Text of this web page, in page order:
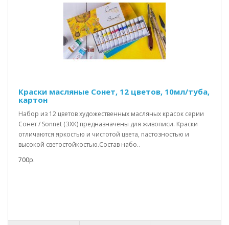
Краски масляные Сонет, 12 цветов, 10мл/туба,
картон
Набор из 12 цветов художественных масляных красок серии
Сонет / Sonnet (ЗХК) предназначены для живописи. Краски
отличаются яркостью и чистотой цвета, пастозностью и
высокой светостойкостью.Состав набо..
700р.